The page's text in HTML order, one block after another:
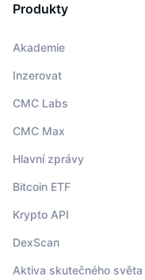
Produkty
Akademie
Inzerovat
CMC Labs
CMC Max
Hlavní zprávy
Bitcoin ETF
Krypto API
DexScan
Aktiva skutečného světa